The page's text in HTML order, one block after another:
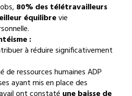
80% des télétravailleurs
équilibrevie
:
à réduire significativement
de ressources humaines ADP
ayant mis en place des